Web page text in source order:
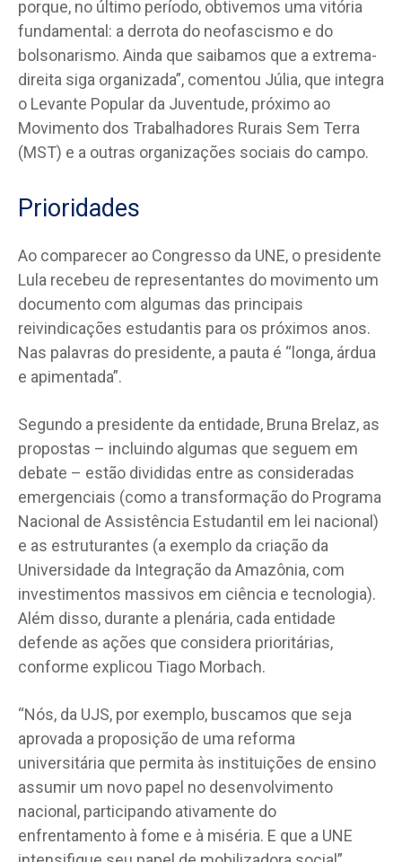
porque, no último período, obtivemos uma vitória
fundamental: a derrota do neofascismo e do
bolsonarismo. Ainda que saibamos que a extrema-
direita siga organizada”, comentou Júlia, que integra
o Levante Popular da Juventude, próximo ao
Movimento dos Trabalhadores Rurais Sem Terra
(MST) e a outras organizações sociais do campo.
Prioridades
Ao comparecer ao Congresso da UNE, o presidente
Lula recebeu de representantes do movimento um
documento com algumas das principais
reivindicações estudantis para os próximos anos.
Nas palavras do presidente, a pauta é “longa, árdua
e apimentada”.
Segundo a presidente da entidade, Bruna Brelaz, as
propostas – incluindo algumas que seguem em
debate – estão divididas entre as consideradas
emergenciais (como a transformação do Programa
Nacional de Assistência Estudantil em lei nacional)
e as estruturantes (a exemplo da criação da
Universidade da Integração da Amazônia, com
investimentos massivos em ciência e tecnologia).
Além disso, durante a plenária, cada entidade
defende as ações que considera prioritárias,
conforme explicou Tiago Morbach.
“Nós, da UJS, por exemplo, buscamos que seja
aprovada a proposição de uma reforma
universitária que permita às instituições de ensino
assumir um novo papel no desenvolvimento
nacional, participando ativamente do
enfrentamento à fome e à miséria. E que a UNE